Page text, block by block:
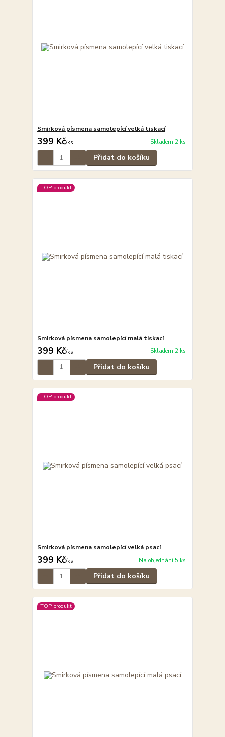
Smirková písmena samolepící velká tiskací
399 Kč/ks Skladem 2 ks
Přidat do košíku
TOP produkt
Smirková písmena samolepící malá tiskací
399 Kč/ks Skladem 2 ks
Přidat do košíku
TOP produkt
Smirková písmena samolepící velká psací
399 Kč/ks Na objednání 5 ks
Přidat do košíku
TOP produkt